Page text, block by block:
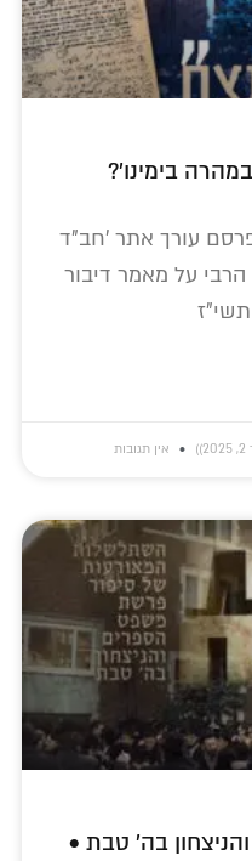
בימינו'?
עורך אתר 'חב"ד
על מאמר דיבור
אין תגובות
בה' טבת •